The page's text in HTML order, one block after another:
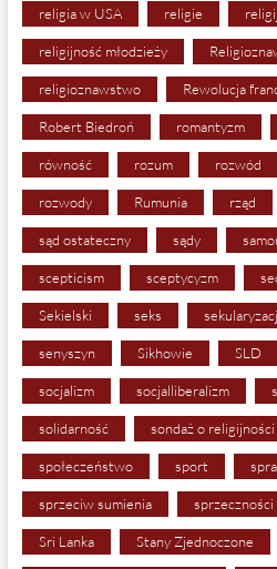
religia w USA religie
religijność młodzieży
religioznawstwo Rewolucja
Robert Biedroń romantyzm
równość rozum rozwód
rozwody Rumunia rząd
sąd ostateczny sądy
scepticism sceptycyzm
Sekielski seks
senyszyn Sikhowie SLD
socjalizm socjalliberalizm
solidarność sondaż o religijności
społeczeństwo sport
sprzeciw sumienia sprzeczności
Sri Lanka Stany Zjednoczone